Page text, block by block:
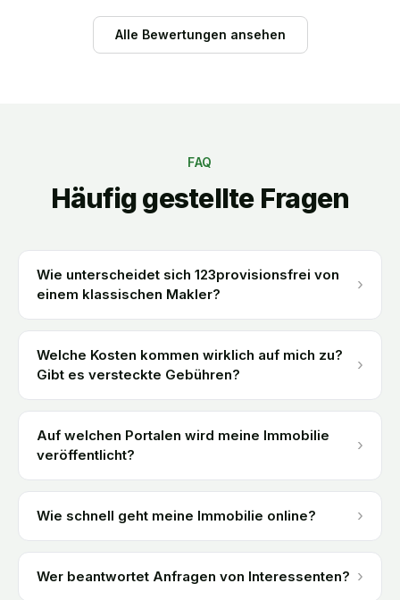
Alle Bewertungen ansehen
FAQ
Häufig gestellte Fragen
Wie unterscheidet sich 123provisionsfrei von
einem klassischen Makler?
›
Welche Kosten kommen wirklich auf mich zu?
Gibt es versteckte Gebühren?
›
Auf welchen Portalen wird meine Immobilie
veröffentlicht?
›
Wie schnell geht meine Immobilie online? ›
Wer beantwortet Anfragen von Interessenten? ›